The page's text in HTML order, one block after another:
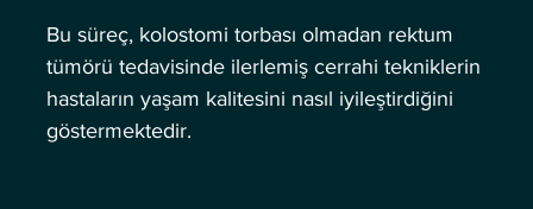
Bu süreç, kolostomi torbası olmadan rektum
tümörü tedavisinde ilerlemiş cerrahi tekniklerin
hastaların yaşam kalitesini nasıl iyileştirdiğini
göstermektedir.